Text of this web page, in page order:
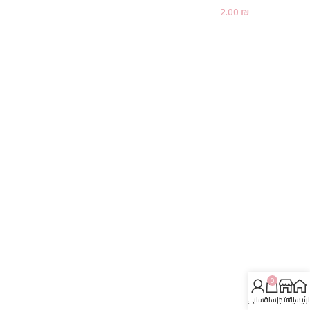
2.00₪
المتجر
0
السلةحسابي